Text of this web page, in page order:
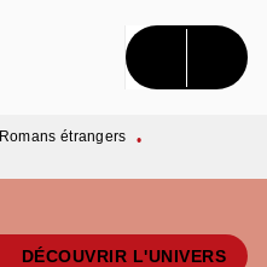
CONTENU
Romans étrangers
•
DÉCOUVRIR L'UNIVERS